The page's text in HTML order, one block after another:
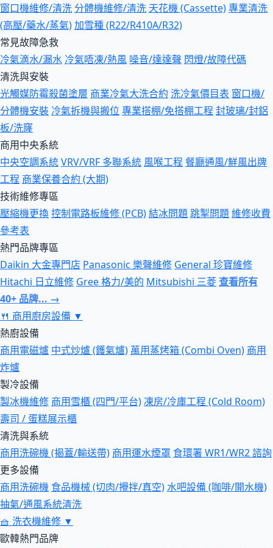
窗口機維修/清洗 分體機維修/清洗 天花機 (Cassette)專業清洗
(高壓/藥水/蒸氣)加雪種 (R22/R410A/R32)
常見故障急救
冷氣滴水/漏水 冷氣唔凍/熱風 噪音/達達聲 閃燈/故障代碼
清洗與安裝
光觸媒防霉殺菌塗層 商業冷氣大洗合約 洗冷氣價目表 窗口機/
分體機安裝 冷氣拆機與搬位 專業搭棚/免搭棚工程 封玻璃/封鋁
板/洗窿
商用中央系統
中央空調系統VRV/VRF 多聯系統 風喉工程 餐廳通風/鮮風出牌
工程 商業保養合約 (大期)
技術維修專區
壓縮機更換控制電路板維修 (PCB)結冰問題跳掣問題維修收費
參考表
熱門品牌專區
Daikin 大金專門店 Panasonic 樂聲維修 General 珍寶維修
Hitachi 日立維修 Gree 格力/美的 Mitsubishi 三菱查看所有
40+ 品牌... →
🍴 商用廚房設備 ▼
熱廚設備
商用電磁爐 中式炒爐 (鑊氣爐) 萬用蒸烤箱 (Combi Oven) 商用
炸爐
製冷設備
製冰機維修 商用雪櫃 (四門/平台)凍房/冷庫工程 (Cold Room)
壽司 / 蛋糕展示櫃
清洗與系統
商用洗碗機 (揭蓋/輸送帶) 商用運水煙罩 食環署 WR1/WR2 諮詢
更多設備
商用洗碗機 食品機械 (切肉/攪拌/真空)水吧設備 (咖啡/開水機)
抽氣/通風系統清洗
🧺 洗衣機維修 ▼
歐韓熱門品牌